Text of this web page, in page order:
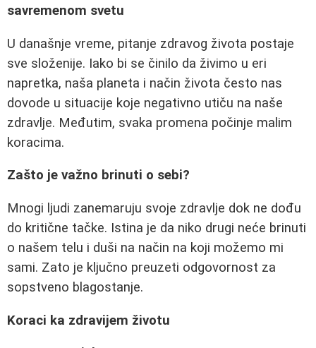
savremenom svetu
U današnje vreme, pitanje zdravog života postaje
sve složenije. Iako bi se činilo da živimo u eri
napretka, naša planeta i način života često nas
dovode u situacije koje negativno utiču na naše
zdravlje. Međutim, svaka promena počinje malim
koracima.
Zašto je važno brinuti o sebi?
Mnogi ljudi zanemaruju svoje zdravlje dok ne dođu
do kritične tačke. Istina je da niko drugi neće brinuti
o našem telu i duši na način na koji možemo mi
sami. Zato je ključno preuzeti odgovornost za
sopstveno blagostanje.
Koraci ka zdravijem životu